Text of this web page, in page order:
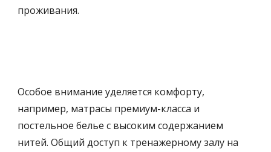
проживания.
Особое внимание уделяется комфорту,
например, матрасы премиум-класса и
постельное белье с высоким содержанием
нитей. Общий доступ к тренажерному залу на